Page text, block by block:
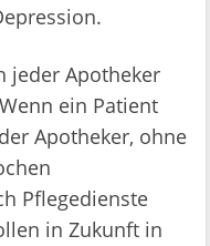
jeder Apotheker
ein Patient
Apotheker, ohne
Pflegedienste
in Zukunft in